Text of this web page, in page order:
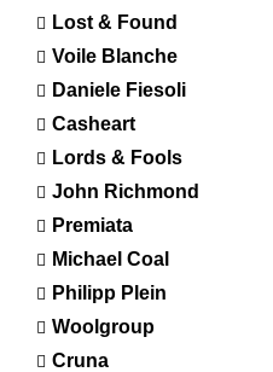
Lost & Found
Voile Blanche
Daniele Fiesoli
Casheart
Lords & Fools
John Richmond
Premiata
Michael Coal
Philipp Plein
Woolgroup
Cruna